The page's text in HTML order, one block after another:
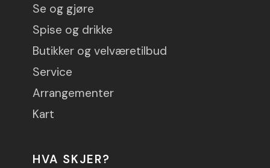
Se og gjøre
Spise og drikke
Butikker og velværetilbud
Service
Arrangementer
Kart
HVA SKJER?